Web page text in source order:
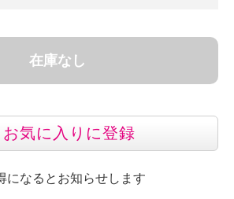
在庫なし
お気に入りに登録
になるとお知らせします